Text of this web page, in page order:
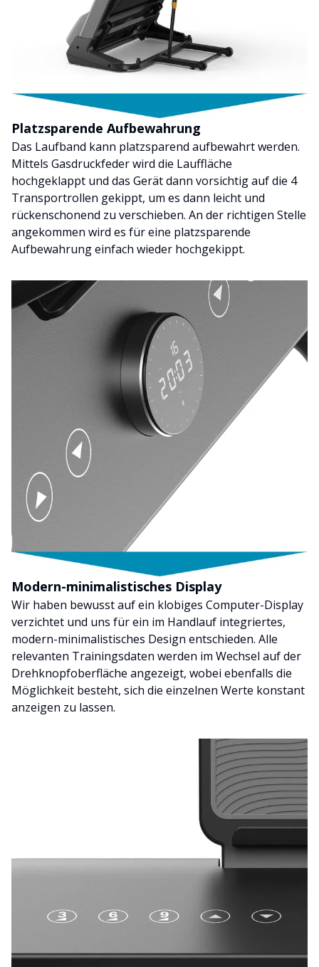
Platzsparende Aufbewahrung
Das Laufband kann platzsparend aufbewahrt werden.
Mittels Gasdruckfeder wird die Lauffläche
hochgeklappt und das Gerät dann vorsichtig auf die 4
Transportrollen gekippt, um es dann leicht und
rückenschonend zu verschieben. An der richtigen Stelle
angekommen wird es für eine platzsparende
Aufbewahrung einfach wieder hochgekippt.
Modern-minimalistisches Display
Wir haben bewusst auf ein klobiges Computer-Display
verzichtet und uns für ein im Handlauf integriertes,
modern-minimalistisches Design entschieden. Alle
relevanten Trainingsdaten werden im Wechsel auf der
Drehknopfoberfläche angezeigt, wobei ebenfalls die
Möglichkeit besteht, sich die einzelnen Werte konstant
anzeigen zu lassen.